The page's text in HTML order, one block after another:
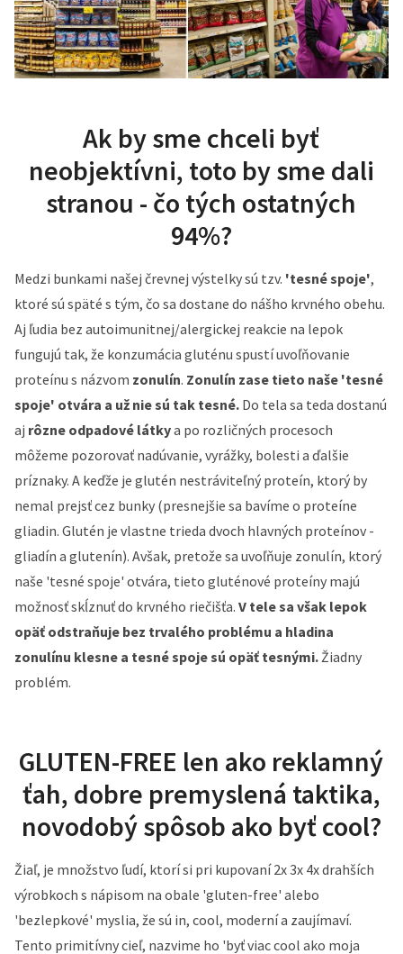
Ak by sme chceli byť
neobjektívni, toto by sme dali
stranou - čo tých ostatných
94%?
Medzi bunkami našej črevnej výstelky sú tzv. 'tesné spoje',
ktoré sú späté s tým, čo sa dostane do nášho krvného obehu.
Aj ľudia bez autoimunitnej/alergickej reakcie na lepok
fungujú tak, že konzumácia gluténu spustí uvoľňovanie
proteínu s názvom zonulín. Zonulín zase tieto naše 'tesné
spoje' otvára a už nie sú tak tesné. Do tela sa teda dostanú
aj rôzne odpadové látkya po rozličných procesoch
môžeme pozorovať nadúvanie, vyrážky, bolesti a ďalšie
príznaky. A keďže je glutén nestráviteľný proteín, ktorý by
nemal prejsť cez bunky (presnejšie sa bavíme o proteíne
gliadin. Glutén je vlastne trieda dvoch hlavných proteínov -
gliadín a glutenín). Avšak, pretože sa uvoľňuje zonulín, ktorý
naše 'tesné spoje' otvára, tieto gluténové proteíny majú
možnosť skĺznuť do krvného riečišťa. V tele sa však lepok
opäť odstraňuje bez trvalého problému a hladina
zonulínu klesne a tesné spoje sú opäť tesnými.Žiadny
problém.
GLUTEN-FREE len ako reklamný
ťah, dobre premyslená taktika,
novodobý spôsob ako byť cool?
Žiaľ, je množstvo ľudí, ktorí si pri kupovaní 2x 3x 4x drahších
výrobkoch s nápisom na obale 'gluten-free' alebo
'bezlepkové' myslia, že sú in, cool, moderní a zaujímaví.
Tento primitívny cieľ, nazvime ho 'byť viac cool ako moja